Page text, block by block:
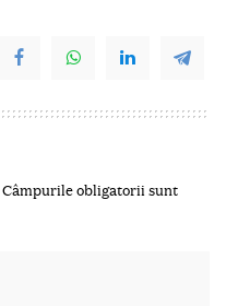
Câmpurile obligatorii sunt